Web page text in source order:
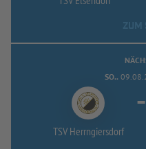
SO..
TSV Herrngiersdorf
-